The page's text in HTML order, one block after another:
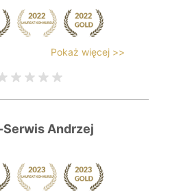
Pokaż więcej >>
Andrzej